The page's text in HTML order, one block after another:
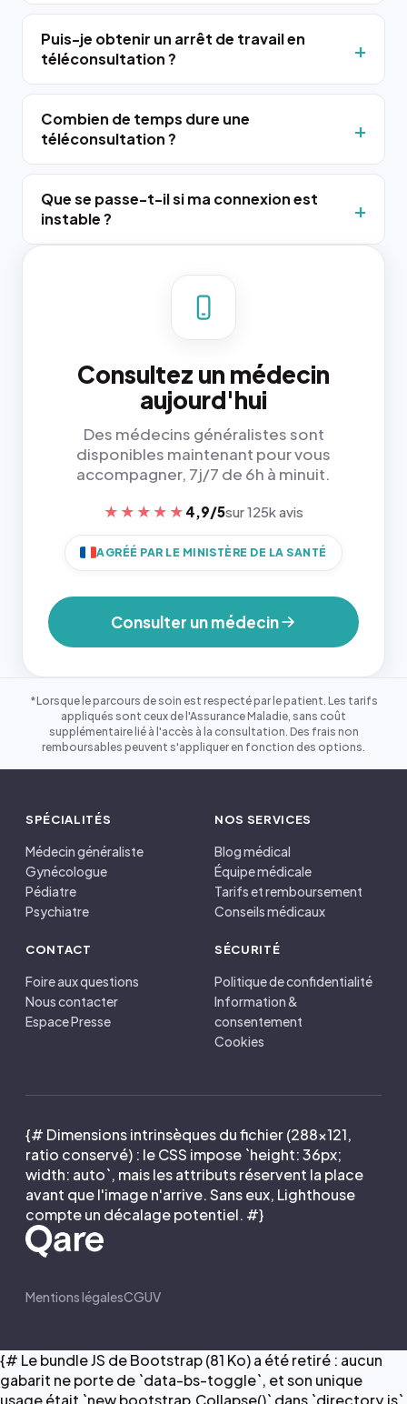
Puis-je obtenir un arrêt de travail en
téléconsultation ?
Combien de temps dure une
téléconsultation ?
Que se passe-t-il si ma connexion est
instable ?
Consultez un médecin
aujourd'hui
Des médecins généralistes sont
disponibles maintenant pour vous
accompagner, 7j/7 de 6h à minuit.
★★★★★ 4,9/5sur 125k avis
AGRÉÉ PAR LE MINISTÈRE DE LA SANTÉ
Consulter un médecin
*Lorsque le parcours de soin est respecté par le patient. Les tarifs
appliqués sont ceux de l'Assurance Maladie, sans coût
supplémentaire lié à l'accès à la consultation. Des frais non
remboursables peuvent s'appliquer en fonction des options.
SPÉCIALITÉS
Médecin généraliste
Gynécologue
Pédiatre
Psychiatre
NOS SERVICES
Blog médical
Équipe médicale
Tarifs et remboursement
Conseils médicaux
CONTACT
Foire aux questions
Nous contacter
Espace Presse
SÉCURITÉ
Politique de confidentialité
Information &
consentement
Cookies
{# Dimensions intrinsèques du fichier (288×121,
ratio conservé) : le CSS impose `height: 36px;
width: auto`, mais les attributs réservent la place
avant que l'image n'arrive. Sans eux, Lighthouse
compte un décalage potentiel. #}
Mentions légalesCGUV
{# Le bundle JS de Bootstrap (81 Ko) a été retiré : aucun
gabarit ne porte de `data-bs-toggle`, et son unique
usage était `new bootstrap.Collapse()` dans `directory.js`